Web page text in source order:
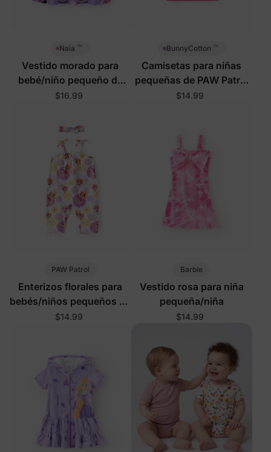
Naia ™
Vestido morado para
bebé/niño pequeño de
Disney Mickey y sus
$16.99
BunnyCotton ™
Camisetas para niñas
pequeñas de PAW Patrol
en rosa rosa
$14.99
PAW Patrol
Enterizos florales para
bebés/niños pequeños en
rosa fuerte
$14.99
Barbie
Vestido rosa para niña
pequeña/niña
$14.99